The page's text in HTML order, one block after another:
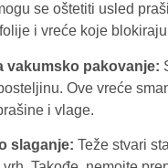
se oštetiti usled
i vreće koje
vakumsko pakovanje:
Ove vreće
i vlage.
slaganje: Teže stvari